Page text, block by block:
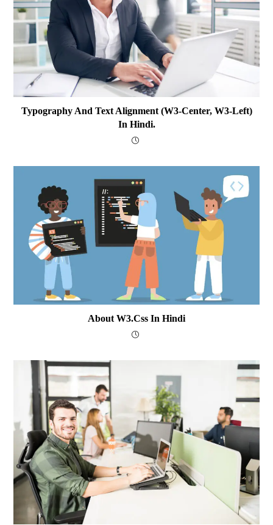
Typography And Text Alignment (w3-Center, W3-Left)
In Hindi.
About W3.Css In Hindi